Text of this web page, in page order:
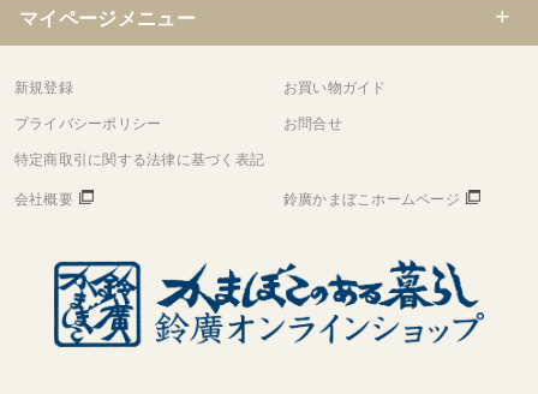
マイページメニュー
新規登録 お買い物ガイド
プライバシーポリシー お問合せ
特定商取引に関する法律に基づく表記
会社概要 鈴廣かまぼこホームページ